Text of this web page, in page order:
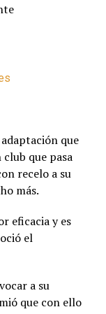
que
que pasa
recelo a su
más.
eficacia y es
el
a su
que con ello